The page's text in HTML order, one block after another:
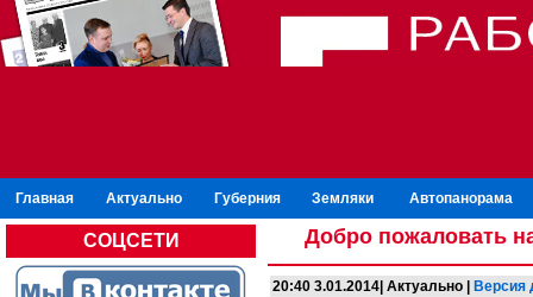
Главная Актуально Губерния Земляки Автопанорама
СОЦСЕТИ Добро пожаловать
20:40 3.01.2014| Актуально | Версия